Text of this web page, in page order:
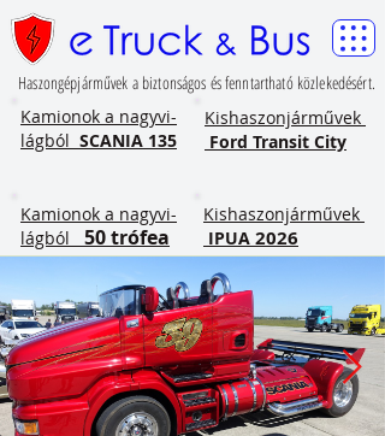
Haszongépjárművek a biztonságos és fenntartható közlekedésért.
​Kamionok a nagyvi-
lágból SCANIA 135
Kishaszonjárművek
Ford Transit City
Kishaszonjárművek
IPUA 2026
​Kamionok a nagyvi-
lágból
50 trófea